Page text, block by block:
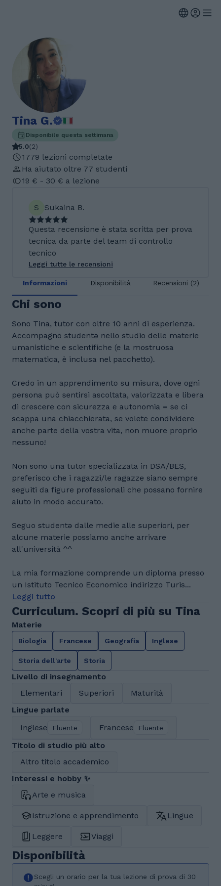
Tina G.
Disponibile questa settimana
5.0(2)
1779 lezioni completate
Ha aiutato oltre 77 studenti
19 € - 30 € a lezione
S Sukaina B.
Questa recensione è stata scritta per prova
tecnica da parte del team di controllo
tecnico
Leggi tutte le recensioni
Informazioni Disponibilità Recensioni (2)
Chi sono
Sono Tina, tutor con oltre 10 anni di esperienza.
Accompagno studentə nello studio delle materie
umanistiche e scientifiche (e la mostruosa
matematica, è inclusa nel pacchetto).
Credo in un apprendimento su misura, dove ogni
persona può sentirsi ascoltata, valorizzata e libera
di crescere con sicurezza e autonomia = se ci
scappa una chiacchierata, se volete condividere
anche parte della vostra vita, non muore proprio
nessuno!
Non sono una tutor specializzata in DSA/BES,
preferisco che i ragazzi/le ragazze siano sempre
seguiti da figure professionali che possano fornire
aiuto in modo accurato.
Seguo studentə dalle medie alle superiori, per
alcune materie possiamo anche arrivare
all'università ^^
La mia formazione comprende un diploma presso
un Istituto Tecnico Economico indirizzo Turis...
Leggi tutto
Curriculum. Scopri di più su Tina
Materie
Biologia Francese Geografia Inglese
Storia dell'arte Storia
Livello di insegnamento
Elementari
Superiori
Maturità
Lingue parlate
Inglese
Fluente Francese Fluente
Titolo di studio più alto
Altro titolo accademico
Interessi e hobby ✨
Arte e musica
Istruzione e apprendimento Lingue
Leggere Viaggi
Disponibilità
Scegli un orario per la tua lezione di prova di 30